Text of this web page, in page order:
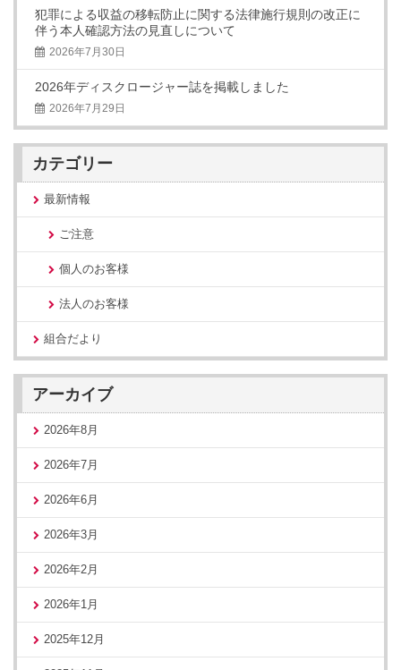
犯罪による収益の移転防止に関する法律施行規則の改正に
伴う本人確認方法の見直しについて
2026年7月30日
2026年ディスクロージャー誌を掲載しました
2026年7月29日
カテゴリー
最新情報
ご注意
個人のお客様
法人のお客様
組合だより
アーカイブ
2026年8月
2026年7月
2026年6月
2026年3月
2026年2月
2026年1月
2025年12月